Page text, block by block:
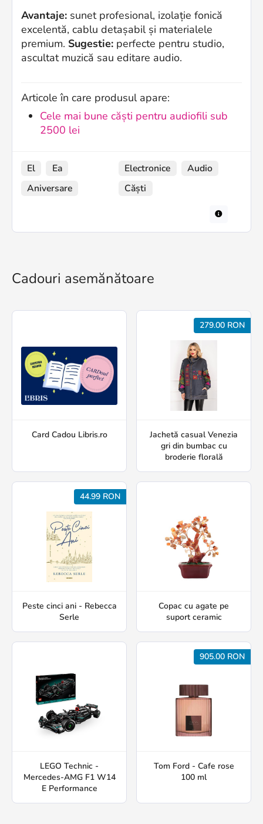
Avantaje: sunet profesional, izolație fonică
excelentă, cablu detașabil și materialele
premium. Sugestie: perfecte pentru studio,
ascultat muzică sau editare audio.
Articole în care produsul apare:
Cele mai bune căști pentru audiofili sub
2500 lei
El
Ea
Aniversare
Electronice
Audio
Căști
Cadouri asemănătoare
Card Cadou Libris.ro
279.00 RON
Jachetă casual Venezia
gri din bumbac cu
broderie florală
44.99 RON
Peste cinci ani - Rebecca
Serle
Copac cu agate pe
suport ceramic
LEGO Technic -
Mercedes-AMG F1 W14
E Performance
905.00 RON
Tom Ford - Cafe rose
100 ml